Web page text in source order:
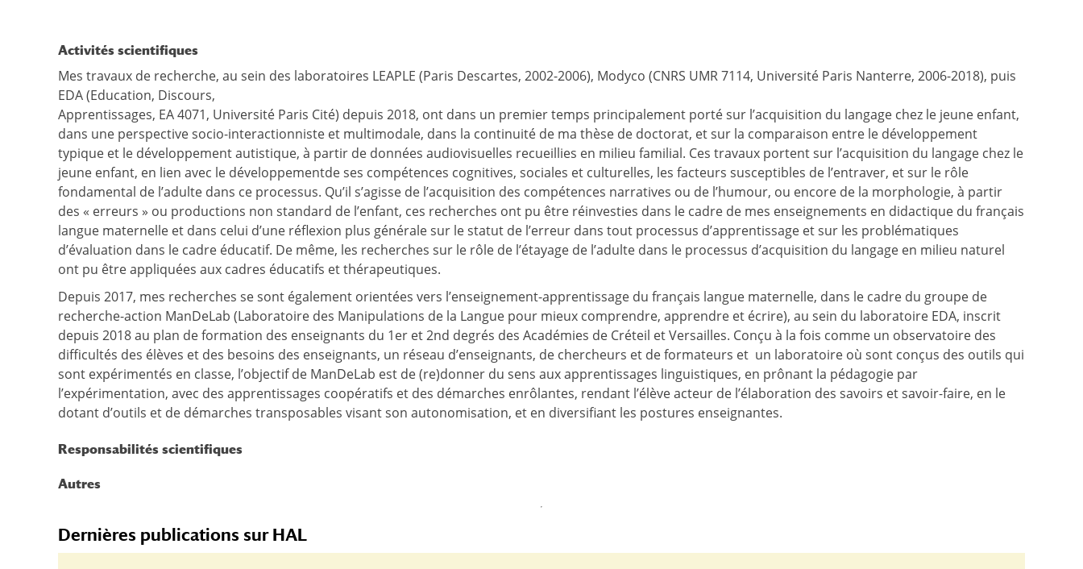
Activités scientifiques
Mes travaux de recherche, au sein des laboratoires LEAPLE (Paris Descartes, 2002-2006), Modyco (CNRS UMR 7114, Université Paris Nanterre, 2006-2018), puis
EDA (Education, Discours,
Apprentissages, EA 4071, Université Paris Cité) depuis 2018, ont dans un premier temps principalement porté sur l’acquisition du langage chez le jeune enfant,
dans une perspective socio-interactionniste et multimodale, dans la continuité de ma thèse de doctorat, et sur la comparaison entre le développement
typique et le développement autistique, à partir de données audiovisuelles recueillies en milieu familial. Ces travaux portent sur l’acquisition du langage chez le
jeune enfant, en lien avec le développementde ses compétences cognitives, sociales et culturelles, les facteurs susceptibles de l’entraver, et sur le rôle
fondamental de l’adulte dans ce processus. Qu’il s’agisse de l’acquisition des compétences narratives ou de l’humour, ou encore de la morphologie, à partir
des « erreurs » ou productions non standard de l’enfant, ces recherches ont pu être réinvesties dans le cadre de mes enseignements en didactique du français
langue maternelle et dans celui d’une réflexion plus générale sur le statut de l’erreur dans tout processus d’apprentissage et sur les problématiques
d’évaluation dans le cadre éducatif. De même, les recherches sur le rôle de l’étayage de l’adulte dans le processus d’acquisition du langage en milieu naturel
ont pu être appliquées aux cadres éducatifs et thérapeutiques.
Depuis 2017, mes recherches se sont également orientées vers l’enseignement-apprentissage du français langue maternelle, dans le cadre du groupe de
recherche-action ManDeLab (Laboratoire des Manipulations de la Langue pour mieux comprendre, apprendre et écrire), au sein du laboratoire EDA, inscrit
depuis 2018 au plan de formation des enseignants du 1er et 2nd degrés des Académies de Créteil et Versailles. Conçu à la fois comme un observatoire des
difficultés des élèves et des besoins des enseignants, un réseau d’enseignants, de chercheurs et de formateurs et un laboratoire où sont conçus des outils qui
sont expérimentés en classe, l’objectif de ManDeLab est de (re)donner du sens aux apprentissages linguistiques, en prônant la pédagogie par
l’expérimentation, avec des apprentissages coopératifs et des démarches enrôlantes, rendant l’élève acteur de l’élaboration des savoirs et savoir-faire, en le
dotant d’outils et de démarches transposables visant son autonomisation, et en diversifiant les postures enseignantes.
Responsabilités scientifiques
Autres
Dernières publications sur HAL